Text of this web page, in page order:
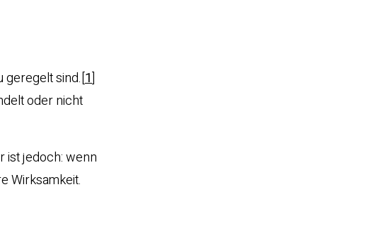
geregelt sind.[1]
oder nicht
ist jedoch: wenn
Wirksamkeit.